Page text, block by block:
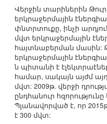
Վերջին տարիներին
երկրաջերմային
փնտրտուքը, ինչի
մվտ երկրաջերմային
հայտնաբերման մասին:
երկրաջերմային
ն պիտանի է
համար, սակայն այժմ
մվտ: 2009թ. վերջի
ընդհանուր
Պլանավորված է, որ
է 300 մվտ: